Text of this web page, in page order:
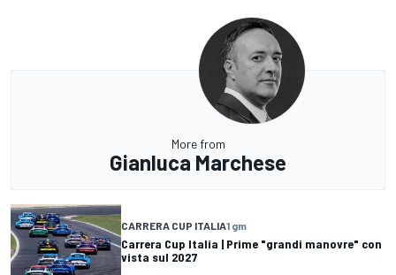
More from
Gianluca Marchese
CARRERA CUP ITALIA1 gm
Carrera Cup Italia | Prime "grandi manovre" con
vista sul 2027